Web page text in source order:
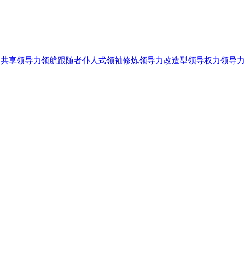
共享领导力领航跟随者仆人式领袖修炼领导力改造型领导权力领导力